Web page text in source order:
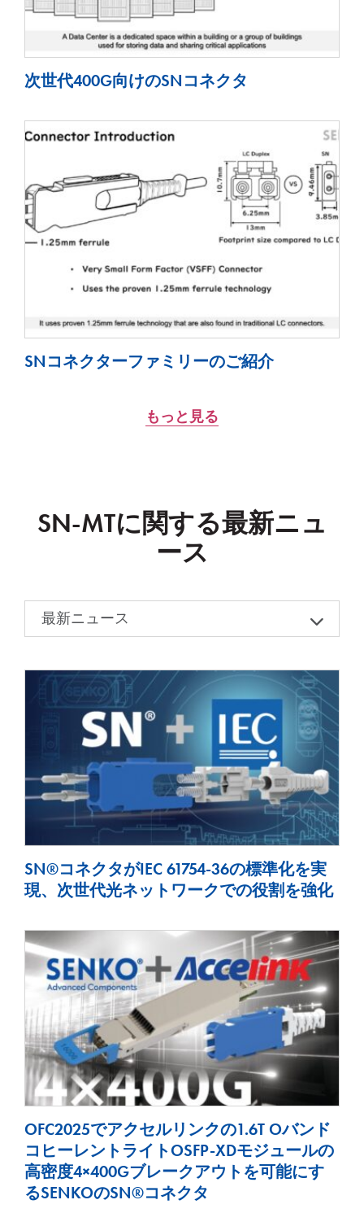
次世代400G向けのSNコネクタ
SNコネクターファミリーのご紹介
もっと見る
SN-MTに関する最新ニュ
ース
最新ニュース
SN®コネクタがIEC 61754-36の標準化を実
現、次世代光ネットワークでの役割を強化
OFC2025でアクセルリンクの1.6T Oバンド
コヒーレントライトOSFP-XDモジュールの
高密度4×400Gブレークアウトを可能にす
るSENKOのSN®コネクタ